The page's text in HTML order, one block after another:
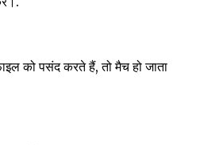
को पसंद करते हैं, तो मैच हो जाता